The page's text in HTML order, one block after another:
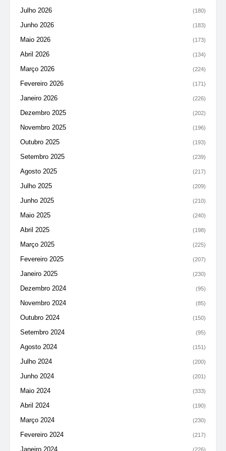
Julho 2026 (180)
Junho 2026 (183)
Maio 2026 (173)
Abril 2026 (134)
Março 2026 (224)
Fevereiro 2026 (171)
Janeiro 2026 (226)
Dezembro 2025 (202)
Novembro 2025 (196)
Outubro 2025 (193)
Setembro 2025 (239)
Agosto 2025 (217)
Julho 2025 (209)
Junho 2025 (210)
Maio 2025 (240)
Abril 2025 (198)
Março 2025 (225)
Fevereiro 2025 (207)
Janeiro 2025 (230)
Dezembro 2024 (95)
Novembro 2024 (85)
Outubro 2024 (150)
Setembro 2024 (95)
Agosto 2024 (151)
Julho 2024 (200)
Junho 2024 (201)
Maio 2024 (333)
Abril 2024 (190)
Março 2024 (230)
Fevereiro 2024 (217)
Janeiro 2024 (226)